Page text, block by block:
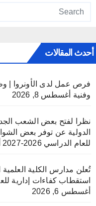
أحدث المقالات
فرص عمل لدى الأونروا |
وفنية أغسطس 8, 2026
نظرا لفتح بعض الشعب
الدولية عن توفر بعض
للعام الدراسي 2026-2027
تُعلن مدارس الكلية
استقطاب كفاءات إدارية للعام
أغسطس 6, 2026